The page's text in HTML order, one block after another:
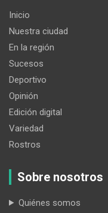
Inicio
Nuestra ciudad
En la región
Sucesos
Deportivo
Opinión
Edición digital
Variedad
Rostros
Sobre nosotros
Quiénes somos